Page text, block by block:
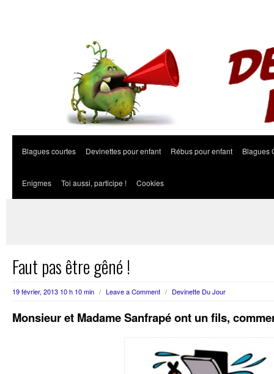
Blagues courtes Devinettes pour enfant Rébus pour enfant Blagues
Enigmes Toi aussi, participe ! Cookies
Faut pas être gêné !
19 février, 2013 10 h 10 min / Leave a Comment / Devinette Du Jour
Monsieur et Madame Sanfrapé ont un fils,